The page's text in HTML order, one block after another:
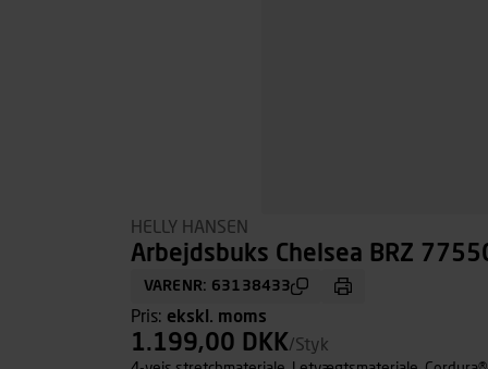
HELLY HANSEN
Arbejdsbuks Chelsea BRZ
VARENR: 63138433
Pris: ekskl. moms
1.199,00 DKK/Styk